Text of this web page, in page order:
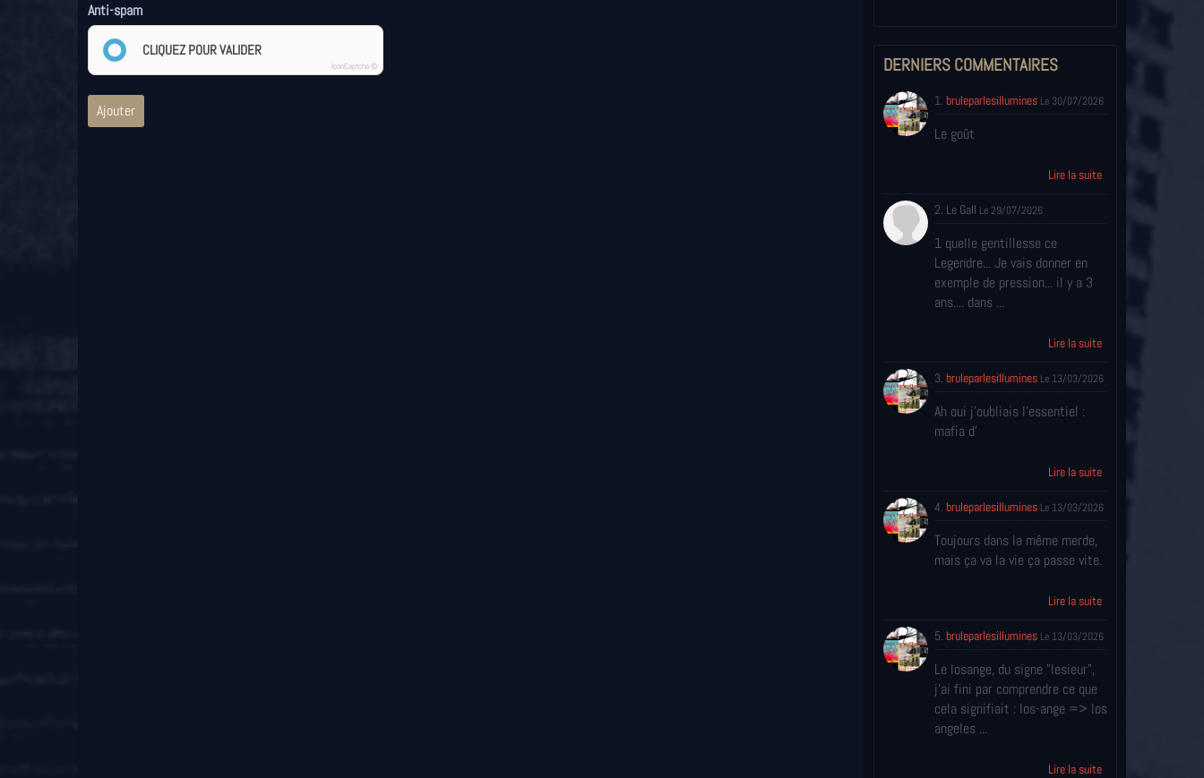
Anti-spam
CLIQUEZ POUR VALIDER
IconCaptcha ©
Ajouter
DERNIERS COMMENTAIRES
1. bruleparlesillumines Le 30/07/2026
Le goût
Lire la suite
2. Le Gall Le 29/07/2026
1 quelle gentillesse ce
Legendre... Je vais donner en
exemple de pression... il y a 3
ans.... dans ...
Lire la suite
3. bruleparlesillumines Le 13/03/2026
Ah oui j'oubliais l'essentiel :
mafia d'
Lire la suite
4. bruleparlesillumines Le 13/03/2026
Toujours dans la même merde,
mais ça va la vie ça passe vite.
Lire la suite
5. bruleparlesillumines Le 13/03/2026
Le losange, du signe "lesieur",
j'ai fini par comprendre ce que
cela signifiait : los-ange => los
angeles ...
Lire la suite